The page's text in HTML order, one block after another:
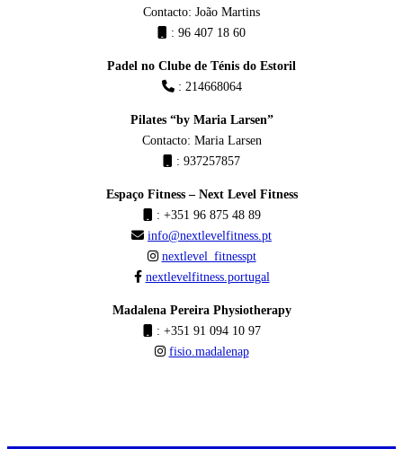
Contacto: João Martins
: 96 407 18 60
Padel no Clube de Ténis do Estoril
: 214668064
Pilates “by Maria Larsen”
Contacto: Maria Larsen
: 937257857
Espaço Fitness – Next Level Fitness
: +351 96 875 48 89
info@nextlevelfitness.pt
nextlevel_fitnesspt
nextlevelfitness.portugal
Madalena Pereira Physiotherapy
: ‪+351 91 094 10 97‬
fisio.madalenap